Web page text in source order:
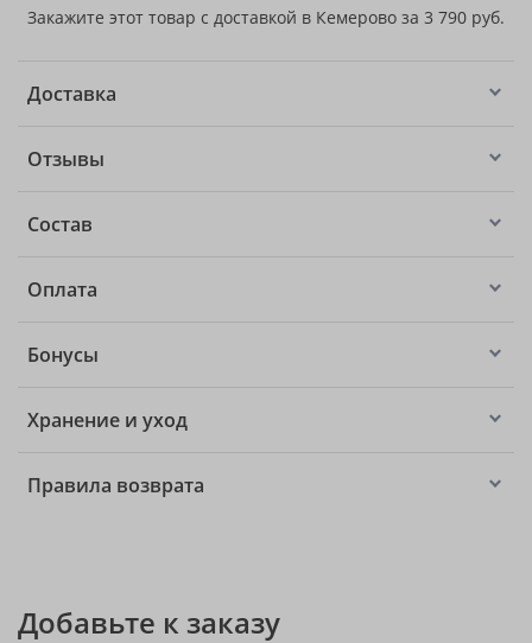
Закажите этот товар с доставкой в Кемерово за 3 790 руб.
Доставка
Отзывы
Состав
Оплата
Бонусы
Хранение и уход
Правила возврата
Добавьте к заказу